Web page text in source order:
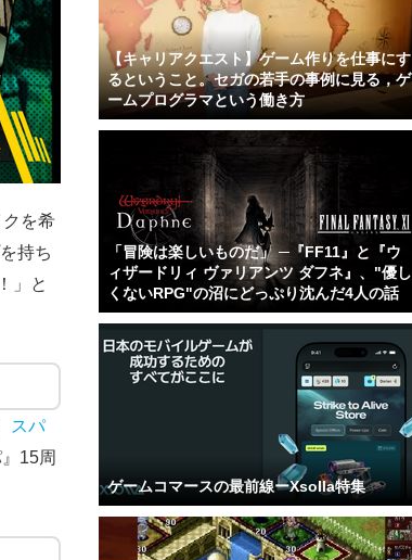
を希
持ち
」と
スパ
15周
【キャリアクエスト】ゲーム作りを仕事にす
るということ。セガの若手の事例に見る，ゲ
ームプログラマという働き方
「冒険は楽しいものだ」 ─『FF11』と『ウ
ィザードリィ ヴァリアンツ ダフネ』、"優し
くないRPG"の沼にどっぷり沈んだ4人の話
ゲームコマースの最前線ーXsolla特集